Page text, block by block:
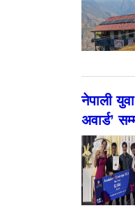
नेपाली
अवार्ड’